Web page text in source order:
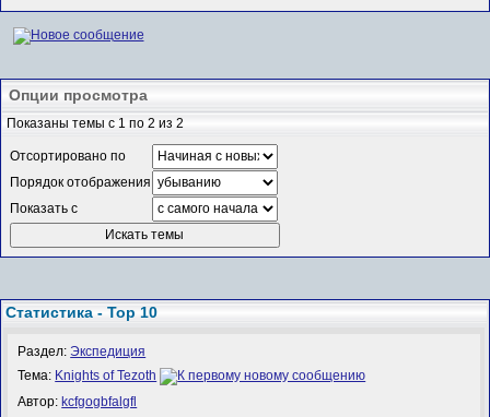
Опции просмотра
Показаны темы с 1 по 2 из 2
Отсортировано по
Порядок отображения
Показать с
Статистика - Top 10
Раздел:Экспедиция
Тема: Knights of Tezoth
Автор: kcfgogbfalgfl